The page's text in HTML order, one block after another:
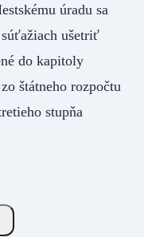
úradu sa
ušetriť
do kapitoly
štátneho rozpočtu
stupňa